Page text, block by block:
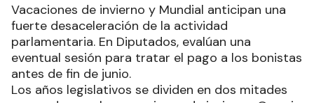
Vacaciones de invierno y Mundial anticipan una
fuerte desaceleración de la actividad
parlamentaria. En Diputados, evalúan una
eventual sesión para tratar el pago a los bonistas
antes de fin de junio.
Los años legislativos se dividen en dos mitades